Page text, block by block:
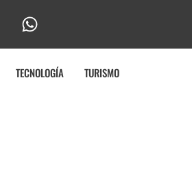
TECNOLOGÍA TURISMO